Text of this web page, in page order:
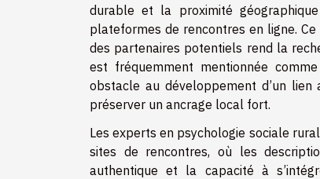
durable et la proximité
plateformes de rencontres en ligne.
des partenaires potentiels rend la
est fréquemment mentionnée
obstacle au développement d’un
préserver un ancrage local fort.
Les experts en psychologie sociale
sites de rencontres, où les
authentique et la capacité à